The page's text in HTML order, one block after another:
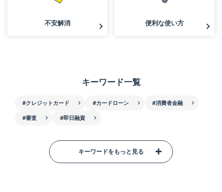
不安解消 便利な使い方
キーワード一覧
#クレジットカード #カードローン
#消費者金融
#審査
#即日融資
キーワードをもっと見る